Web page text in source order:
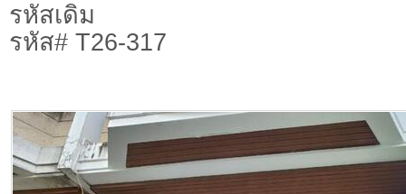
รหัสเดิม
รหัส# T26-317